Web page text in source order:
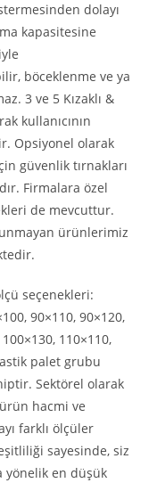
dolayı
kapasitesine
böceklenme ve ya
3 ve 5 Kızaklı &
kullanıcının
Opsiyonel olarak
güvenlik tırnakları
Firmalara özel
de mevcuttur.
ürünlerimiz
seçenekleri:
90×110, 90×120,
110×110,
palet grubu
Sektörel olarak
hacmi ve
farklı ölçüler
sayesinde, siz
yönelik en düşük